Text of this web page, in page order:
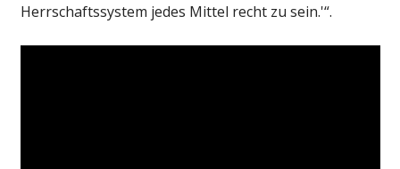
Herrschaftssystem jedes Mittel recht zu sein.'“.